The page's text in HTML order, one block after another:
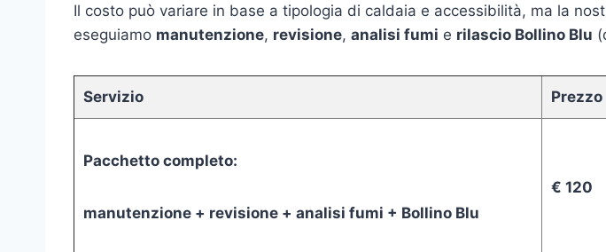
Il costo può variare in base a tipologia di caldaia e accessibilità, ma la
eseguiamo manutenzione, revisione, analisi fumi e rilascio Bollino Blu
Servizio Prezzo
Pacchetto completo:
manutenzione + revisione + analisi fumi + Bollino Blu
€ 120